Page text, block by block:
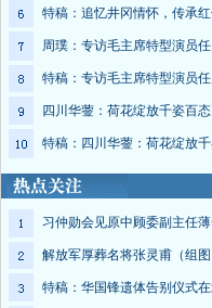
特稿：追忆井冈情怀，传承红
周璞：专访毛主席特型演员任
特稿：专访毛主席特型演员任
四川华蓥：荷花绽放千姿百态
特稿：四川华蓥：荷花绽放千
习仲勋会见原中顾委副主任
解放军厚葬名将张灵甫（组图
特稿：华国锋遗体告别仪式